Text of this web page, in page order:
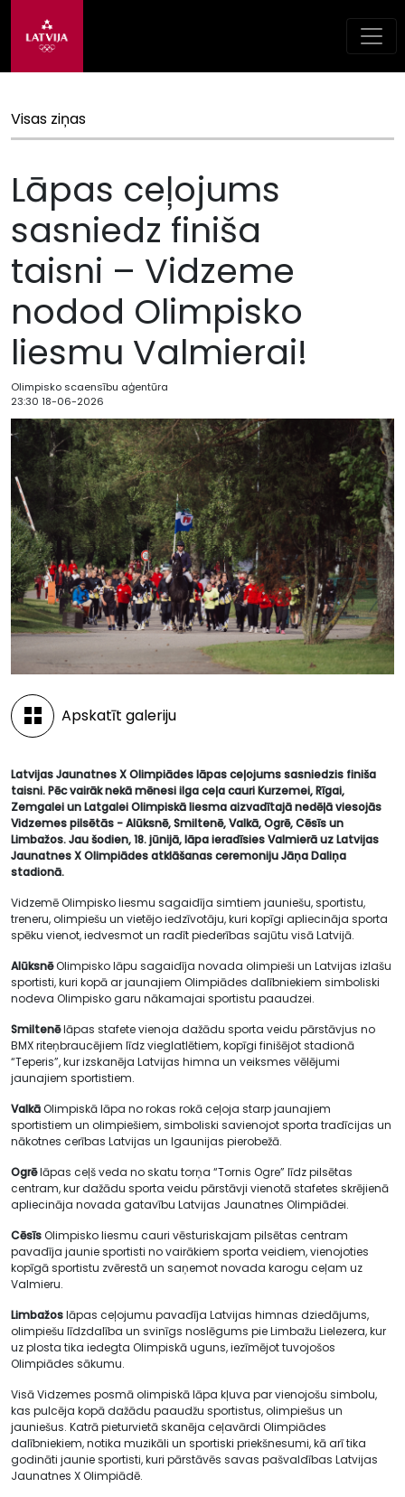
Visas ziņas
Lāpas ceļojums
sasniedz finiša
taisni – Vidzeme
nodod Olimpisko
liesmu Valmierai!
Olimpisko scaensību aģentūra
23:30 18-06-2026
Apskatīt galeriju
Latvijas Jaunatnes X Olimpiādes lāpas ceļojums sasniedzis finiša
taisni. Pēc vairāk nekā mēnesi ilga ceļa cauri Kurzemei, Rīgai,
Zemgalei un Latgalei Olimpiskā liesma aizvadītajā nedēļā viesojās
Vidzemes pilsētās - Alūksnē, Smiltenē, Valkā, Ogrē, Cēsīs un
Limbažos. Jau šodien, 18. jūnijā, lāpa ieradīsies Valmierā uz Latvijas
Jaunatnes X Olimpiādes atklāšanas ceremoniju Jāņa Daliņa
stadionā.
Vidzemē Olimpisko liesmu sagaidīja simtiem jauniešu, sportistu,
treneru, olimpiešu un vietējo iedzīvotāju, kuri kopīgi apliecināja sporta
spēku vienot, iedvesmot un radīt piederības sajūtu visā Latvijā.
AlūksnēOlimpisko lāpu sagaidīja novada olimpieši un Latvijas izlašu
sportisti, kuri kopā ar jaunajiem Olimpiādes dalībniekiem simboliski
nodeva Olimpisko garu nākamajai sportistu paaudzei.
Smiltenēlāpas stafete vienoja dažādu sporta veidu pārstāvjus no
BMX riteņbraucējiem līdz vieglatlētiem, kopīgi finišējot stadionā
“Teperis”, kur izskanēja Latvijas himna un veiksmes vēlējumi
jaunajiem sportistiem.
ValkāOlimpiskā lāpa no rokas rokā ceļoja starp jaunajiem
sportistiem un olimpiešiem, simboliski savienojot sporta tradīcijas un
nākotnes cerības Latvijas un Igaunijas pierobežā.
Ogrēlāpas ceļš veda no skatu torņa “Tornis Ogre” līdz pilsētas
centram, kur dažādu sporta veidu pārstāvji vienotā stafetes skrējienā
apliecināja novada gatavību Latvijas Jaunatnes Olimpiādei.
CēsīsOlimpisko liesmu cauri vēsturiskajam pilsētas centram
pavadīja jaunie sportisti no vairākiem sporta veidiem, vienojoties
kopīgā sportistu zvērestā un saņemot novada karogu ceļam uz
Valmieru.
Limbažoslāpas ceļojumu pavadīja Latvijas himnas dziedājums,
olimpiešu līdzdalība un svinīgs noslēgums pie Limbažu Lielezera, kur
uz plosta tika iedegta Olimpiskā uguns, iezīmējot tuvojošos
Olimpiādes sākumu.
Visā Vidzemes posmā olimpiskā lāpa kļuva par vienojošu simbolu,
kas pulcēja kopā dažādu paaudžu sportistus, olimpiešus un
jauniešus. Katrā pieturvietā skanēja ceļavārdi Olimpiādes
dalībniekiem, notika muzikāli un sportiski priekšnesumi, kā arī tika
godināti jaunie sportisti, kuri pārstāvēs savas pašvaldības Latvijas
Jaunatnes X Olimpiādē.